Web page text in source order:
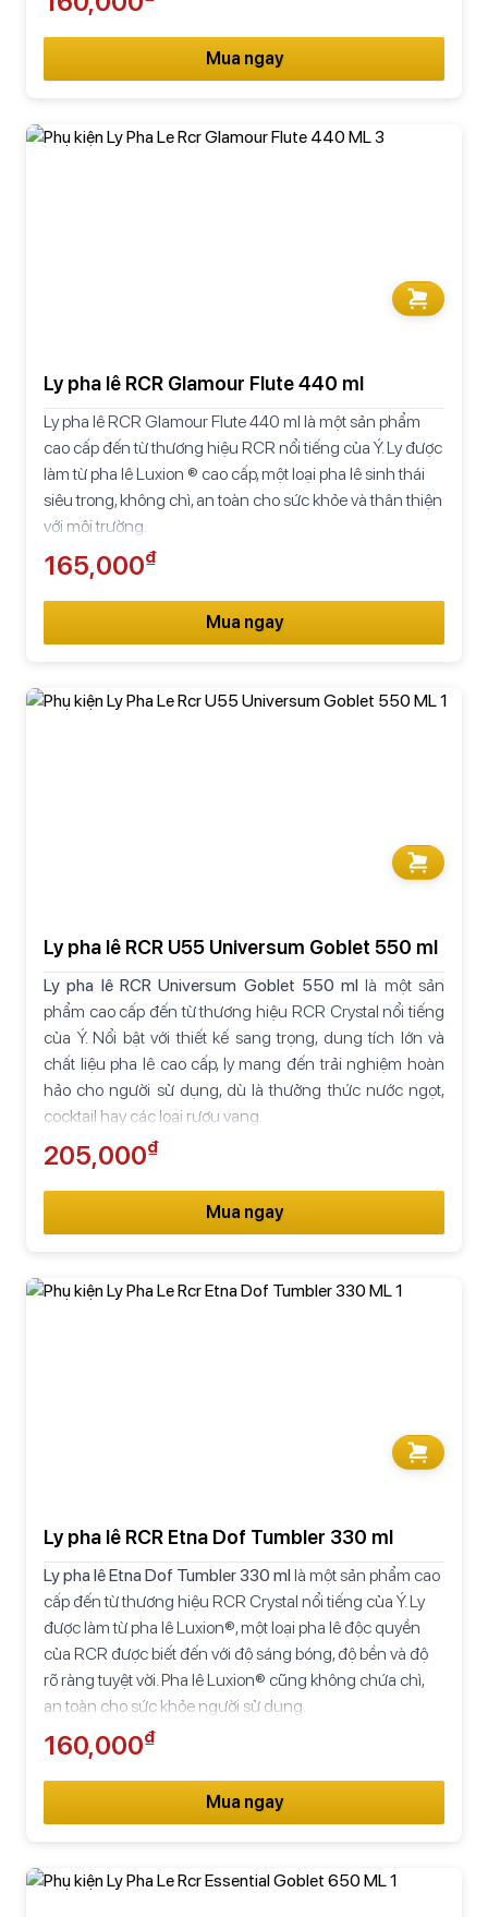
Mua ngay
Ly pha lê RCR Glamour Flute 440 ml
Ly pha lê RCR Glamour Flute 440 ml là một sản phẩm
cao cấp đến từ thương hiệu RCR nổi tiếng của Ý. Ly được
làm từ pha lê Luxion ® cao cấp, một loại pha lê sinh thái
siêu trong, không chì, an toàn cho sức khỏe và thân thiện
với môi trường.
165,000₫
Mua ngay
Ly pha lê RCR U55 Universum Goblet 550 ml
Ly pha lê RCR Universum Goblet 550 ml là một sản
phẩm cao cấp đến từ thương hiệu RCR Crystal nổi tiếng
của Ý. Nổi bật với thiết kế sang trọng, dung tích lớn và
chất liệu pha lê cao cấp, ly mang đến trải nghiệm hoàn
hảo cho người sử dụng, dù là thưởng thức nước ngọt,
cocktail hay các loại rượu vang.
205,000₫
Mua ngay
Ly pha lê RCR Etna Dof Tumbler 330 ml
Ly pha lê Etna Dof Tumbler 330 ml là một sản phẩm cao
cấp đến từ thương hiệu RCR Crystal nổi tiếng của Ý. Ly
được làm từ pha lê Luxion®, một loại pha lê độc quyền
của RCR được biết đến với độ sáng bóng, độ bền và độ
rõ ràng tuyệt vời. Pha lê Luxion® cũng không chứa chì,
an toàn cho sức khỏe người sử dụng.
160,000₫
Mua ngay